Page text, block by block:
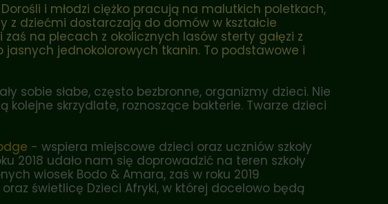
i młodzi ciężko pracują na malutkich poletkach,
dziećmi dostarczają do domów w kształcie
na plecach z okolicznych lasów sterty gałęzi z
jasnych jednokolorowych tkanin. To podstawowe i
sobie słabe, często bezbronne, organizmy dzieci. Nie
skrzydlate, roznoszące bakterie. Twarze dzieci
- wspiera miejscowe dzieci oraz uczniów szkoły
2018 udało nam się doprowadzić na teren szkoły
wiosek Bodo & Amara, zaś w roku 2019
świetlicę Dzieci Afryki, w której docelowo będą